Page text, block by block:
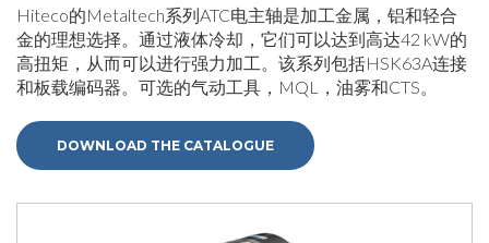
Hiteco的Metaltech系列ATC电主轴是加工金属，铝和轻合
金的理想选择。通过液体冷却，它们可以达到高达42 kW的
高扭矩，从而可以进行强力加工。该系列包括HSK63A连接
和板载编码器。可选的气动工具，MQL，油雾和CTS。
DOWNLOAD THE CATALOGUE